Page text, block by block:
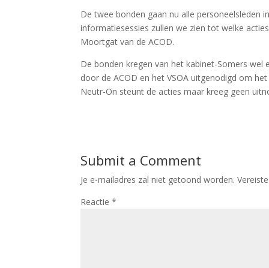
De twee bonden gaan nu alle personeelsleden
informatiesessies zullen we zien tot welke
Moortgat van de ACOD.
De bonden kregen van het kabinet-Somers wel
door de ACOD en het VSOA uitgenodigd om
Neutr-On steunt de acties maar kreeg geen
Submit a Comment
Je e-mailadres zal niet getoond worden.
Reactie*